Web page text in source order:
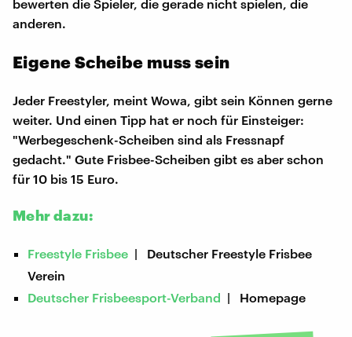
bewerten die Spieler, die gerade nicht spielen, die
anderen.
Eigene Scheibe muss sein
Jeder Freestyler, meint Wowa, gibt sein Können gerne
weiter. Und einen Tipp hat er noch für Einsteiger:
"Werbegeschenk-Scheiben sind als Fressnapf
gedacht." Gute Frisbee-Scheiben gibt es aber schon
für 10 bis 15 Euro.
Mehr dazu:
Freestyle Frisbee | Deutscher Freestyle Frisbee
Verein
Deutscher Frisbeesport-Verband | Homepage